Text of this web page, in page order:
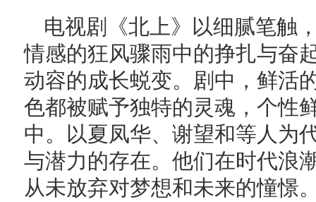
电视剧《北上》以细腻笔触
情感的狂风骤雨中的挣扎与奋
动容的成长蜕变。剧中，鲜活
色都被赋予独特的灵魂，个性
中。以夏凤华、谢望和等人为
与潜力的存在。他们在时代浪
从未放弃对梦想和未来的憧憬